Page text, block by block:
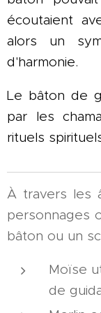
écoutaient
alors un
d'harmonie.
Le bâton de
par les
rituels
À travers les
personnages
bâton ou un
Moïse
de